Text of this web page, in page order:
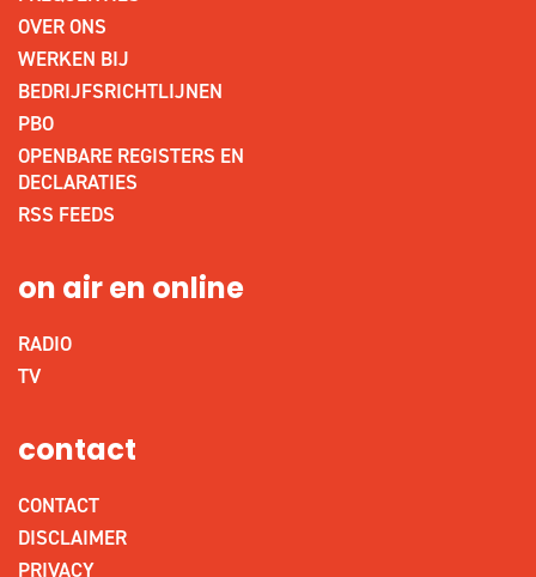
OVER ONS
WERKEN BIJ
BEDRIJFSRICHTLIJNEN
PBO
OPENBARE REGISTERS EN
DECLARATIES
RSS FEEDS
on air en online
RADIO
TV
contact
CONTACT
DISCLAIMER
PRIVACY